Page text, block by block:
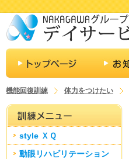
機能回復訓練 体力をつけたい
style ＸＱ
動眼リハビリテーション